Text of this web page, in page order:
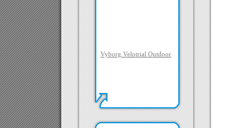
Vyborg Velotrial Outdoor